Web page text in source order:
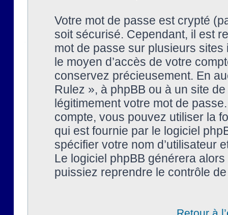
Votre mot de passe est crypté
soit sécurisé. Cependant, il est
mot de passe sur plusieurs
le moyen d’accès de votre
conservez précieusement. En
Rulez », à phpBB ou à un site
légitimement votre mot de
compte, vous pouvez utiliser la
qui est fournie par le logiciel
spécifier votre nom d’utilisateur
Le logiciel phpBB générera
puissiez reprendre le contrôle